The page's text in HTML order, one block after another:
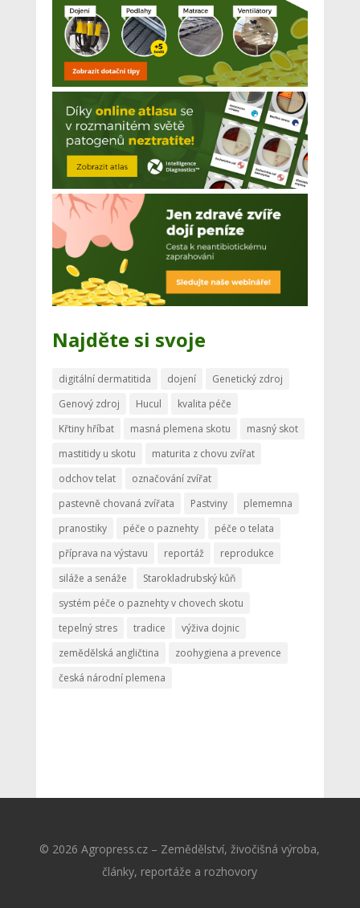
Najděte si svoje
digitální dermatitida dojení
Genetický zdroj
Genový zdroj
Hucul
kvalita péče
Křtiny hříbat
masná plemena skotu
masný skot
mastitidy u skotu
maturita z chovu zvířat
odchov telat
označování zvířat
pastevně chovaná zvířata
Pastviny
plememna
pranostiky
péče o paznehty
péče o telata
příprava na výstavu
reportáž
reprodukce
siláže a senáže
Starokladrubský kůň
systém péče o paznehty v chovech skotu
tepelný stres
tradice
výživa dojnic
zemědělská angličtina
zoohygiena a prevence
česká národní plemena
© 2026 Agropress.cz – Zemědělství, živočišná výroba,
články, reportáže a rozhovory